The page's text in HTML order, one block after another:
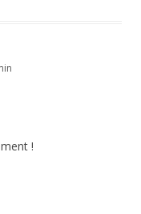
!